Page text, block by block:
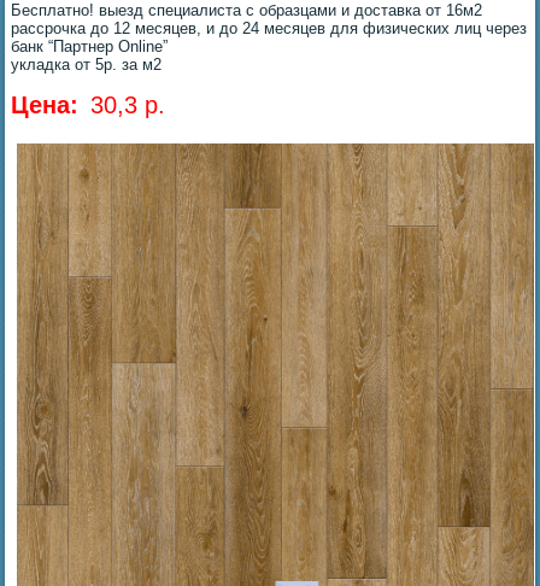
Бесплатно! выезд специалиста с образцами и доставка от 16м2
рассрочка до 12 месяцев, и до 24 месяцев для физических лиц через
банк “Партнер Online”
укладка от 5р. за м2
Цена: 30,3 p.